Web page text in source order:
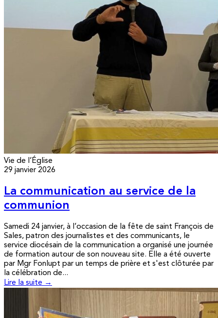
Vie de l’Église
29 janvier 2026
La communication au service de la
communion
Samedi 24 janvier, à l’occasion de la fête de saint François de
Sales, patron des journalistes et des communicants, le
service diocésain de la communication a organisé une journée
de formation autour de son nouveau site. Elle a été ouverte
par Mgr Fonlupt par un temps de prière et s'est clôturée par
la célébration de...
Lire la suite →